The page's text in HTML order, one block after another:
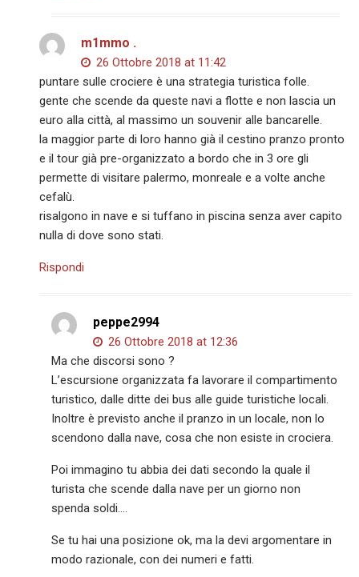
m1mmo .
26 Ottobre 2018 at 11:42
puntare sulle crociere è una strategia turistica folle.
gente che scende da queste navi a flotte e non lascia un
euro alla città, al massimo un souvenir alle bancarelle.
la maggior parte di loro hanno già il cestino pranzo pronto
e il tour già pre-organizzato a bordo che in 3 ore gli
permette di visitare palermo, monreale e a volte anche
cefalù.
risalgono in nave e si tuffano in piscina senza aver capito
nulla di dove sono stati.
Rispondi
peppe2994
26 Ottobre 2018 at 12:36
Ma che discorsi sono ?
L’escursione organizzata fa lavorare il compartimento
turistico, dalle ditte dei bus alle guide turistiche locali.
Inoltre è previsto anche il pranzo in un locale, non lo
scendono dalla nave, cosa che non esiste in crociera.
Poi immagino tu abbia dei dati secondo la quale il
turista che scende dalla nave per un giorno non
spenda soldi….
Se tu hai una posizione ok, ma la devi argomentare in
modo razionale, con dei numeri e fatti.